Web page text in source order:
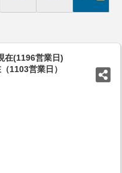
在(1196営業日)
1103営業日）